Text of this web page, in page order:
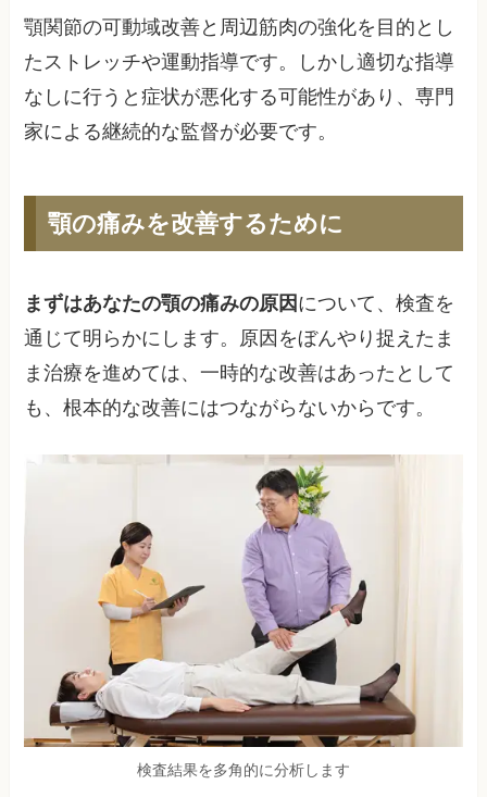
顎関節の可動域改善と周辺筋肉の強化を目的とし
たストレッチや運動指導です。しかし適切な指導
なしに行うと症状が悪化する可能性があり、専門
家による継続的な監督が必要です。
顎の痛みを改善するために
まずはあなたの顎の痛みの原因 について、検査を
通じて明らかにします。原因をぼんやり捉えたま
ま治療を進めては、一時的な改善はあったとして
も、根本的な改善にはつながらないからです。
検査結果を多角的に分析します